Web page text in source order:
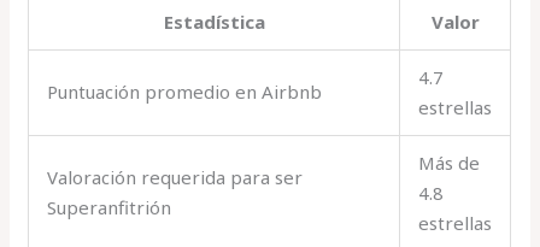
Estadística Valor
Puntuación promedio en Airbnb
4.7
estrellas
Valoración requerida para ser
Superanfitrión
Más de
4.8
estrellas